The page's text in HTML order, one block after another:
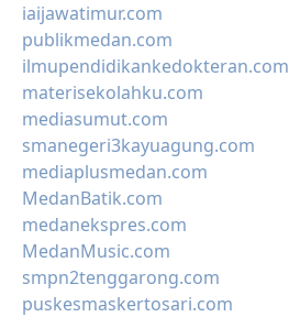
iaijawatimur.com
publikmedan.com
ilmupendidikankedokteran.com
materisekolahku.com
mediasumut.com
smanegeri3kayuagung.com
mediaplusmedan.com
MedanBatik.com
medanekspres.com
MedanMusic.com
smpn2tenggarong.com
puskesmaskertosari.com